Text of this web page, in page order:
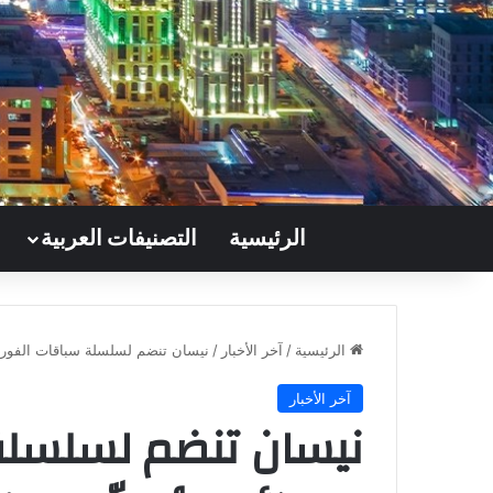
الرئيسية التصنيفات العربية
الرئيسية / آخر الأخبار / نيسان تنضم لسلسلة سباقات
آخر الأخبار
نيسان تنضم